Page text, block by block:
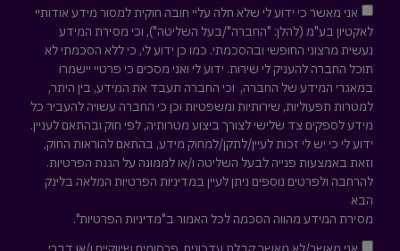
אני מאשר כי ידוע לי שלא חלה עליי חובה חוקית למסור מידע אודותיי
לאקטיון בע"מ (להלן: "החברה"/בעל השליטה"), וכי מסירת המידע
נעשית מרצוני החופשי ובהסכמתי. כמו כן ידוע לי, כי ללא הסכמתי לא
תוכל החברה להעניק לי שירות. ידוע לי ואני מסכים כי פרטיי יישמרו
במאגרי המידע של החברה, וכי החברה תעבד את המידע, בין היתר,
למטרות תפעוליות, שירותיות ומשפטיות וכן כי החברה עשויה להעביר כל
מידע לספקים צד שלישי לצורך ביצוע מטרותיה, לפי חוק ובהתאם לעניין.
ידוע לי כי יש לי זכות לעיין/לתקן/למחוק מידע, בהתאם להוראות החוק,
וזאת באמצעות פנייה לבעל השליטה ו/או לממונה על הגנת הפרטיות.
להרחבה ולפרטים נוספים ניתן לעיין במדיניות הפרטיות המלאה בלינק
הבא
מסירת המידע מהווה הסכמה לכל האמור ב"מדיניות הפרטיות".